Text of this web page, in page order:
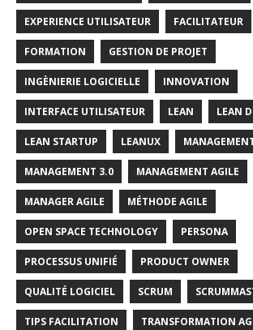
EXPERIENCE UTILISATEUR FACILITATEUR
FORMATION GESTION DE PROJET
INGÈNIERIE LOGICIELLE INNOVATION
INTERFACE UTILISATEUR LEAN LEAN
LEAN STARTUP LEANUX
MANAGEMENT 3.0 MANAGEMENT AGILE
MANAGER AGILE MÉTHODE AGILE
OPEN SPACE TECHNOLOGY PERSONA
PROCESSUS UNIFIÉ PRODUCT OWNER
QUALITÉ LOGICIEL SCRUM
TIPS FACILITATION TRANSFORMATION